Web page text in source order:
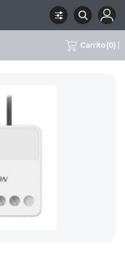
Carrito (0)
MARCA